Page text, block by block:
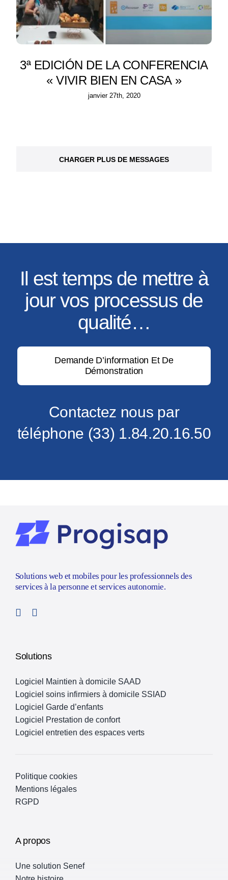
3ª EDICIÓN DE LA CONFERENCIA
« VIVIR BIEN EN CASA »
janvier 27th, 2020
CHARGER PLUS DE MESSAGES
Il est temps de mettre à
jour vos processus de
qualité…
Demande D’information Et De
Démonstration
Contactez nous par
téléphone (33) 1.84.20.16.50
Solutions web et mobiles pour les professionnels des
services à la personne et services autonomie.
Solutions
Logiciel Maintien à domicile SAAD
Logiciel soins infirmiers à domicile SSIAD
Logiciel Garde d’enfants
Logiciel Prestation de confort
Logiciel entretien des espaces verts
Politique cookies
Mentions légales
RGPD
A propos
Une solution Senef